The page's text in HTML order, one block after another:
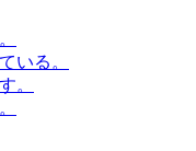
いる。
。